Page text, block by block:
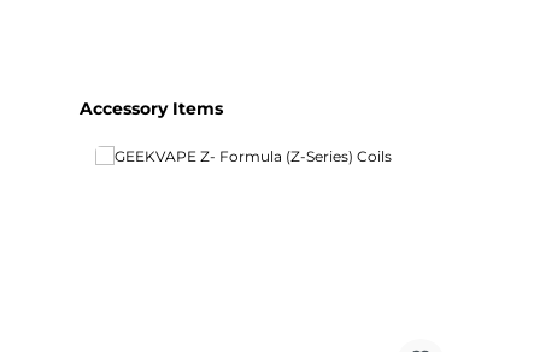
Produktgalerie überspringen
Accessory Items